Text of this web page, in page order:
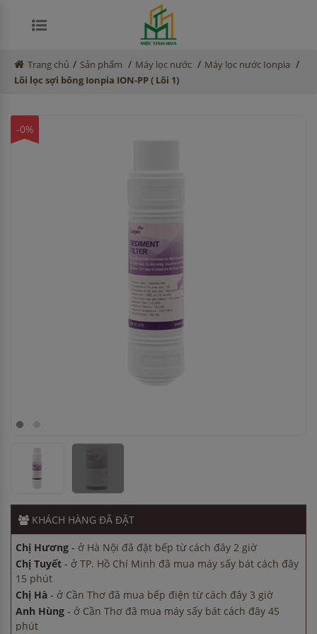
Trang chủ / Sản phẩm / Máy lọc nước / Máy lọc nước Ionpia /
Lõi lọc sợi bông Ionpia ION-PP ( Lõi 1)
-0%
KHÁCH HÀNG ĐÃ ĐẶT
Chị Hương
Chị Hà
Anh Hùng
Chị Hà -ở TP. Hồ Chí Minh đã mua máy sấy bát cách đây 3
giờ
Chị Hương
ở Hà Nội đã đặt bếp từ cách đây 2 giờ
Chị Tuyết
ở TP. Hồ Chí Minh đã mua máy sấy bát cách đây
15 phút
Chị Hà
ở Cần Thơ đã mua bếp điện từ cách đây 3 giờ
Anh Hùng
ở Cần Thơ đã mua máy sấy bát cách đây 45
phút